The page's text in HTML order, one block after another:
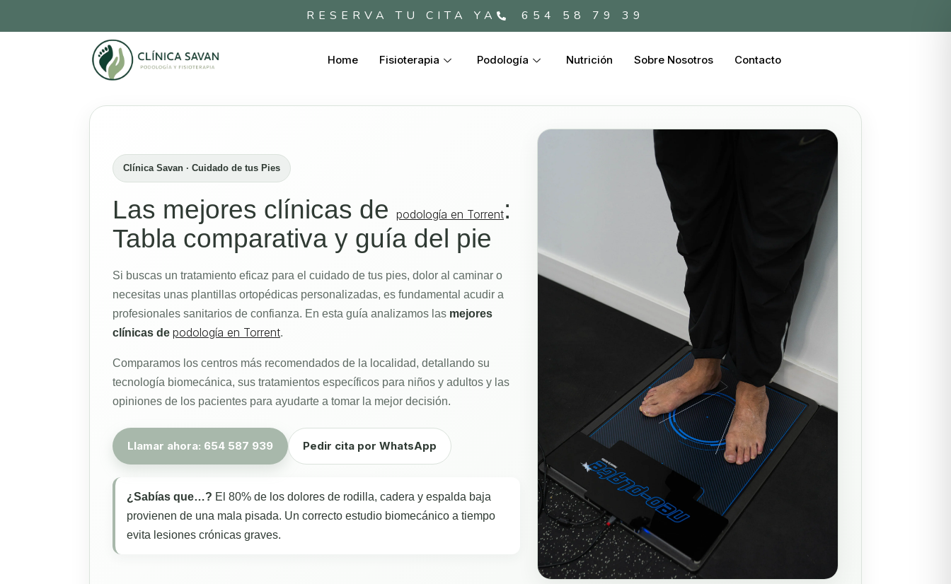
RESERVA TU CITA YA 654 58 79 39
Home Fisioterapia Podología Nutrición Sobre Nosotros Contacto
Clínica Savan · Cuidado de tus Pies
Las mejores clínicas de podología en Torrent:
Tabla comparativa y guía del pie
Si buscas un tratamiento eficaz para el cuidado de tus pies, dolor al caminar o
necesitas unas plantillas ortopédicas personalizadas, es fundamental acudir a
profesionales sanitarios de confianza. En esta guía analizamos las mejores
clínicas de podología en Torrent.
Comparamos los centros más recomendados de la localidad, detallando su
tecnología biomecánica, sus tratamientos específicos para niños y adultos y las
opiniones de los pacientes para ayudarte a tomar la mejor decisión.
Llamar ahora: 654 587 939 Pedir cita por WhatsApp
¿Sabías que…? El 80% de los dolores de rodilla, cadera y espalda baja
provienen de una mala pisada. Un correcto estudio biomecánico a tiempo
evita lesiones crónicas graves.